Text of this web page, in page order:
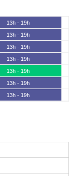
13h - 19h
13h - 19h
13h - 19h
13h - 19h
13h - 19h
13h - 19h
13h - 19h